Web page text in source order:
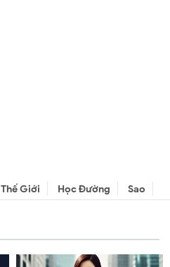
Thế Giới Học Đường Sao